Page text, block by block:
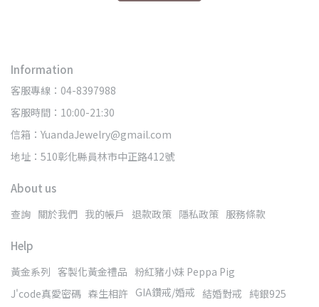
Information
客服專線：04-8397988
客服時間：10:00-21:30
信箱：YuandaJewelry@gmail.com
地址：510彰化縣員林市中正路412號
About us
查詢 關於我們 我的帳戶 退款政策 隱私政策 服務條款
Help
黃金系列 客製化黃金禮品 粉紅豬小妹 Peppa Pig
J'code真愛密碼 森生相許 GIA鑽戒/婚戒 結婚對戒 純銀925